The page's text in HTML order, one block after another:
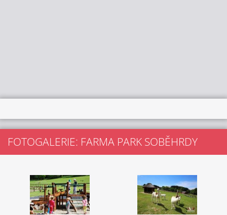
FOTOGALERIE: FARMA PARK SOBĚHRDY